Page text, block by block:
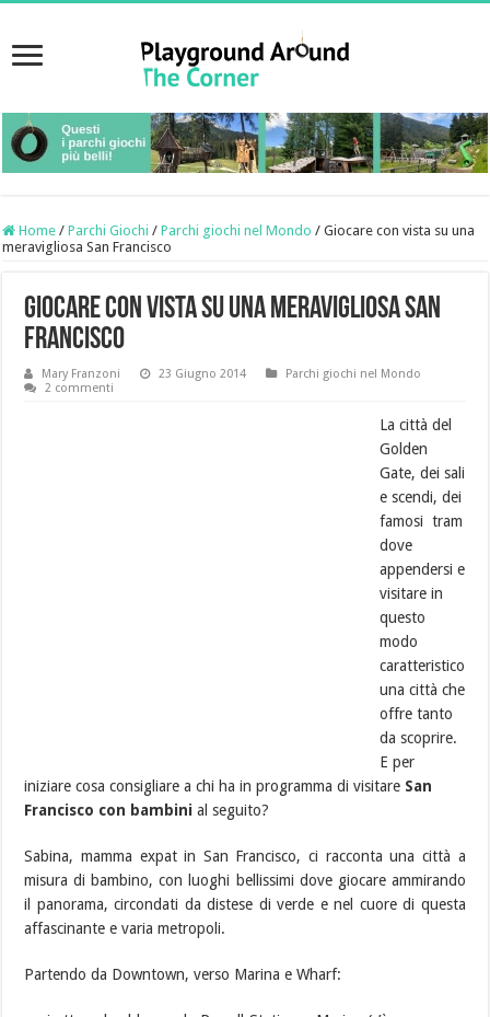
Home / Parchi Giochi / Parchi giochi nel Mondo / Giocare con vista su una
meravigliosa San Francisco
Giocare con vista su una meravigliosa San
Francisco
Mary Franzoni 23 Giugno 2014
Parchi giochi nel Mondo
2 commenti
La città del
Golden
Gate, dei sali
e scendi, dei
famosi tram
dove
appendersi e
visitare in
questo
modo
caratteristico
una città che
offre tanto
da scoprire.
E per
iniziare cosa consigliare a chi ha in programma di visitare San
Francisco con bambini al seguito?
Sabina, mamma expat in San Francisco, ci racconta una città a
misura di bambino, con luoghi bellissimi dove giocare ammirando
il panorama, circondati da distese di verde e nel cuore di questa
affascinante e varia metropoli.
Partendo da Downtown, verso Marina e Wharf: